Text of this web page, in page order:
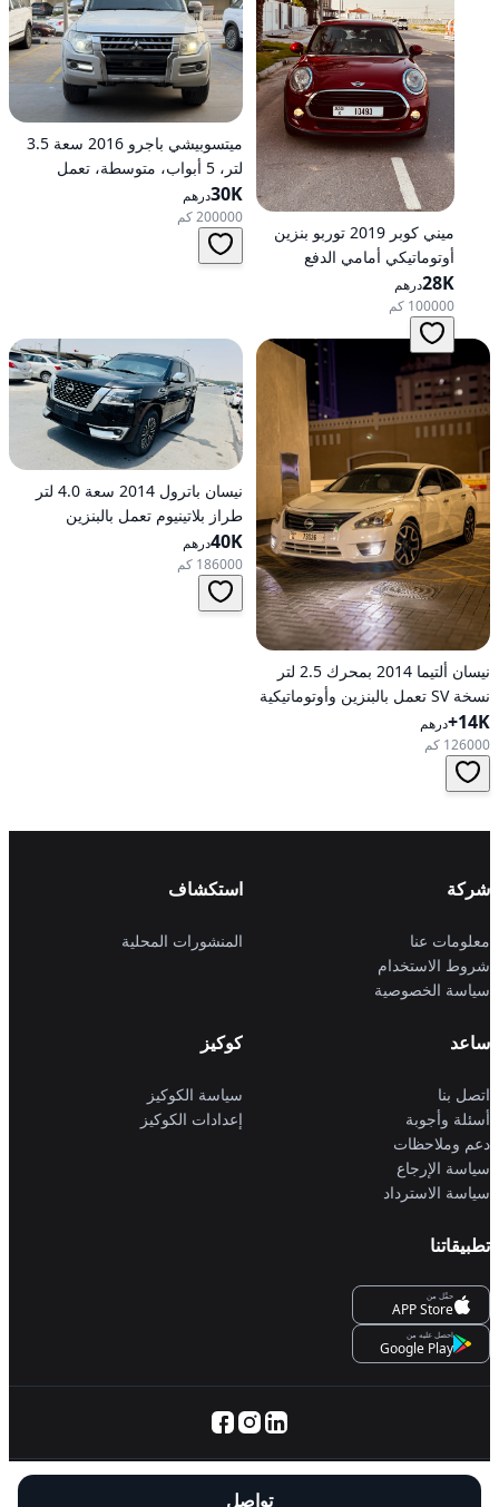
تواصل
ميني كوبر 2019 توربو بنزين
أوتوماتيكي أمامي الدفع
28Kدرهم
100000 كم
ميتسوبيشي باجرو 2016 سعة 3.5
لتر، 5 أبواب، متوسطة، تعمل
بالبنزين، أوتوماتيكية، دفع رباعي
30Kدرهم
200000 كم
نيسان ألتيما 2014 بمحرك 2.5 لتر
نسخة SV تعمل بالبنزين وأوتوماتيكية
للدفع الأمامي
14K+ درهم
126000 كم
نيسان باترول 2014 سعة 4.0 لتر
طراز بلاتينيوم تعمل بالبنزين
أوتوماتيكية بدفع كلي
40Kدرهم
186000 كم
شركة
معلومات عنا
شروط الاستخدام
سياسة الخصوصية
استكشاف
المنشورات المحلية
ساعد
اتصل بنا
أسئلة وأجوبة
دعم وملاحظات
سياسة الإرجاع
سياسة الاسترداد
كوكيز
سياسة الكوكيز
إعدادات الكوكيز
تطبيقاتنا
حمِّل من
APP Store
احصل عليه من
Google Play